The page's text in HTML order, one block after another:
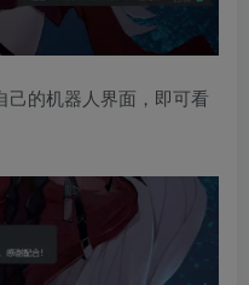
己的机器人界面，即可看